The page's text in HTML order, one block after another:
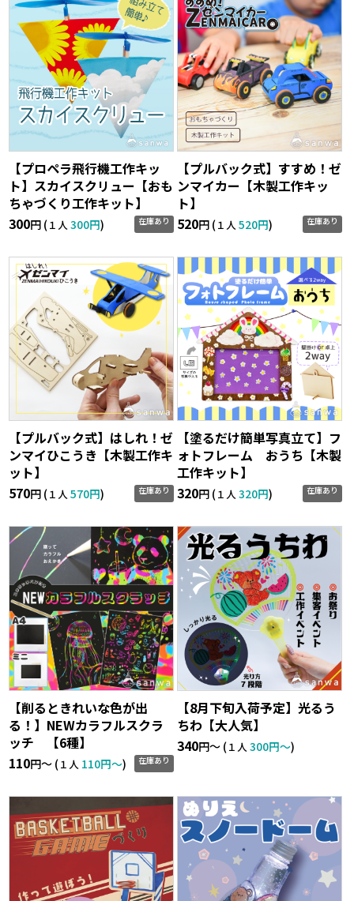
【プロペラ飛行機工作キッ
ト】スカイスクリュー【おも
ちゃづくり工作キット】
300円 (１人300円) 在庫あり
【プルバック式】すすめ！ゼ
ンマイカー【木製工作キッ
ト】
520円 (１人520円) 在庫あり
【プルバック式】はしれ！ゼ
ンマイひこうき【木製工作キ
ット】
570円 (１人570円) 在庫あり
【塗るだけ簡単写真立て】フ
ォトフレーム おうち【木製
工作キット】
320円 (１人320円) 在庫あり
【削るときれいな色が出
る！】NEWカラフルスクラ
ッチ 【6種】
110円〜 (１人 110円〜) 在庫あり
【8月下旬入荷予定】光るう
ちわ【大人気】
340円〜 (１人300円〜)